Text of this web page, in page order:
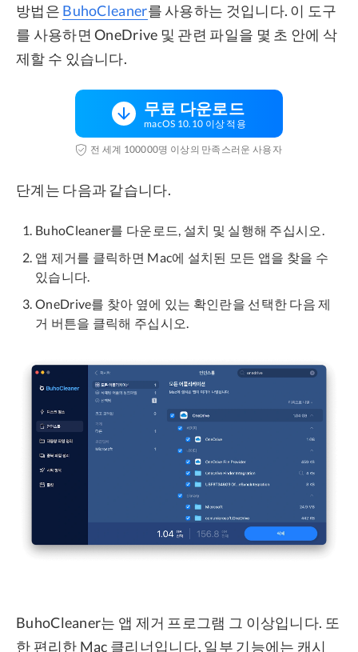
방법은 BuhoCleaner를 사용하는 것입니다. 이 도구
를 사용하면 OneDrive 및 관련 파일을 몇 초 안에 삭
제할 수 있습니다.
무료 다운로드
macOS 10.10 이상 적용
전 세계 100000명 이상의 만족스러운 사용자
단계는 다음과 같습니다.
BuhoCleaner를 다운로드, 설치 및 실행해 주십시오.
앱 제거를 클릭하면 Mac에 설치된 모든 앱을 찾을 수
있습니다.
OneDrive를 찾아 옆에 있는 확인란을 선택한 다음 제
거 버튼을 클릭해 주십시오.
BuhoCleaner는 앱 제거 프로그램 그 이상입니다. 또
한 편리한 Mac 클리너입니다. 일부 기능에는 캐시